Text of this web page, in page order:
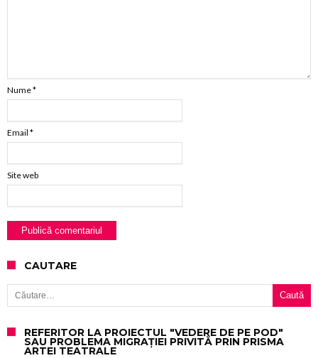
Nume*
Email *
Site web
CAUTARE
Caută după:
REFERITOR LA PROIECTUL "VEDERE DE PE POD"
SAU PROBLEMA MIGRAȚIEI PRIVITĂ PRIN PRISMA
ARTEI TEATRALE